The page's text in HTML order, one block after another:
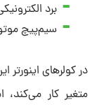
برد
سیم‌پیچ
در کولرهای
متغیر کار